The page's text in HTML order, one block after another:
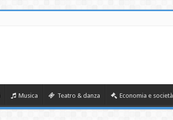
Musica Teatro & danza Economia e società